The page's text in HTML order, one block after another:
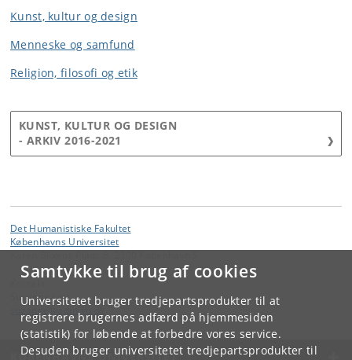
Samtykke til brug af cookies
Universitetet bruger tredjepartsprodukter til at
registrere brugernes adfærd på hjemmesiden
(statistik) for løbende at forbedre vores service.
Desuden bruger universitetet tredjepartsprodukter til
Kunst, kultur og design
Menneske og samfund
Religion, filosofi og etik
KUNST, KULTUR OG DESIGN
- ARKIV 2016-2021
Det Humanistiske Fakultet
Københavns Universitet
Suzanne Løje
KØBENHAVNS UNIVERSITET